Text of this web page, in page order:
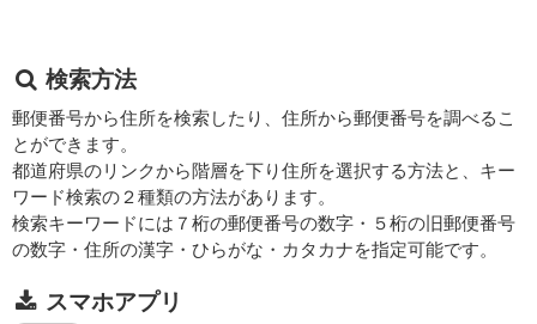
検索方法
郵便番号から住所を検索したり、住所から郵便番号を調べるこ
とができます。
都道府県のリンクから階層を下り住所を選択する方法と、キー
ワード検索の２種類の方法があります。
検索キーワードには７桁の郵便番号の数字・５桁の旧郵便番号
の数字・住所の漢字・ひらがな・カタカナを指定可能です。
スマホアプリ